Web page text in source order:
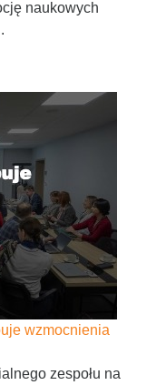
naukowych
wzmocnienia
zespołu na